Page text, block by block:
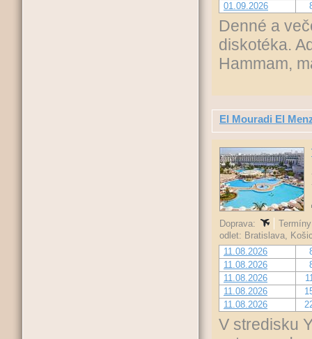
01.09.2026
Denné a
diskotéka.
Hammam,
El Mouradi El
Doprava:
odlet: Bratislava,
11.08.2026
11.08.2026
11.08.2026
11.08.2026
11.08.2026
V stredisku